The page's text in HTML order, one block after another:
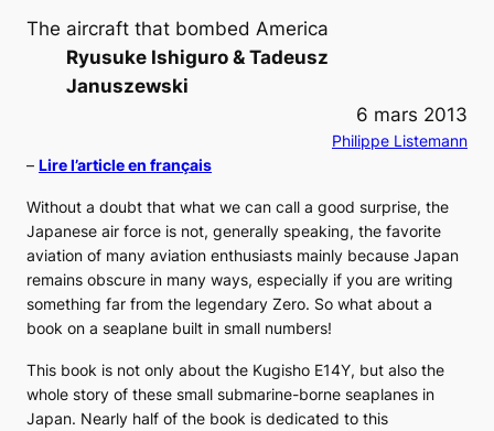
The aircraft that bombed America
Ryusuke Ishiguro & Tadeusz
Januszewski
6 mars 2013
Philippe Listemann
– Lire l’article en français
Without a doubt that what we can call a good surprise, the
Japanese air force is not, generally speaking, the favorite
aviation of many aviation enthusiasts mainly because Japan
remains obscure in many ways, especially if you are writing
something far from the legendary Zero. So what about a
book on a seaplane built in small numbers!
This book is not only about the Kugisho E14Y, but also the
whole story of these small submarine-borne seaplanes in
Japan. Nearly half of the book is dedicated to this